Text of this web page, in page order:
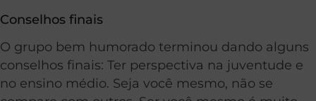
Conselhos finais
O grupo bem humorado terminou dando alguns
conselhos finais: Ter perspectiva na juventude e
no ensino médio. Seja você mesmo, não se